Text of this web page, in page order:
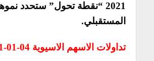
2021 “نقطة تحول” ستحدد
المستقبلي.
تداولات الاسهم الاسيوية 04-01-2021